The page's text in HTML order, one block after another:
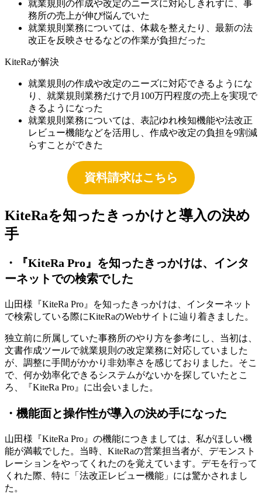
就業規則の作成や改定のニーズに対応しきれずに、事
務所の売上が伸び悩んでいた
就業規則業務については、体裁を整えたり、最新の法
改正を反映させるなどの作業が負担だった
KiteRaが解決
就業規則の作成や改定のニーズに対応できるようにな
り、就業規則業務だけで月100万円程度の売上を実現で
きるようになった
就業規則業務については、表記ゆれ検知機能や法改正
レビュー機能などを活用し、作成や改定の負担を9割減
らすことができた
資料請求はこちら
KiteRaを知ったきっかけと導入の決め
手
・『KiteRa Pro』を知ったきっかけは、インタ
ーネットでの検索でした
山田様 『KiteRa Pro』を知ったきっかけは、インターネット
で検索している際にKiteRaのWebサイトに辿り着きました。
独立前に所属していた事務所のやり方を参考にし、当初は、
文書作成ツールで就業規則の改定業務に対応していました
が、調整に手間がかかり非効率さを感じておりました。そこ
で、何か効率化できるシステムがないかを探していたとこ
ろ、『KiteRa Pro』に出会いました。
・機能面と操作性が導入の決め手になった
山田様 『KiteRa Pro』の機能につきましては、私がほしい機
能が満載でした。当時、KiteRaの営業担当者が、デモンスト
レーションをやってくれたのを覚えています。デモを行って
くれた際、特に「法改正レビュー機能」には驚かされまし
た。